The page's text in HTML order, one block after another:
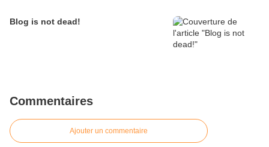
Blog is not dead!
Commentaires
Ajouter un commentaire